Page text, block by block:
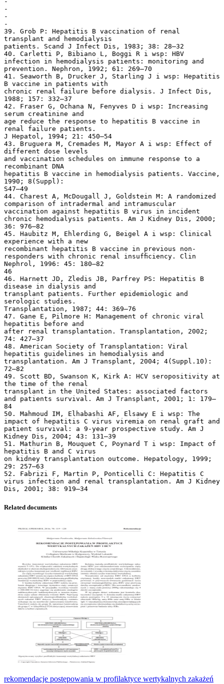
Related documents
rekomendacje postępowania w profilaktyce wertykalnych zakażeń